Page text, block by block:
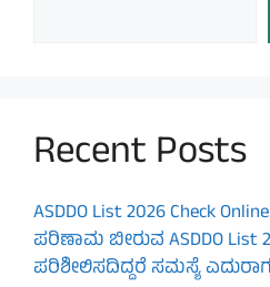
Recent Posts
ASDDO List 2026 Check
ಪರಿಣಾಮ ಬೀರುವ ASDDO List
ಪರಿಶೀಲಿಸದಿದ್ದರೆ ಸಮಸ್ಯೆ